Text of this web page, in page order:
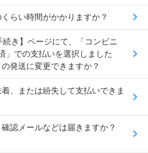
らい時間がかかりますか？
続き】ページにて、「コンビニ
」での支払いを選択しました
発送に変更できますか？
、または紛失して支払いできま
認メールなどは届きますか？